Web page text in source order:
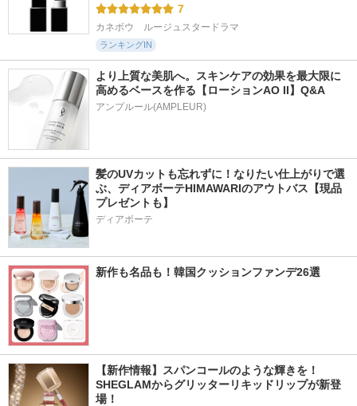
7
カネボウ　ルージュスタードラマ
ランキングIN
より上質な美肌へ。スキンケアの効果を最大限に
高めるベースを作る【ローションAO II】Q&A
アンプルール(AMPLEUR)
髪のUVカットも忘れずに！なりたい仕上がりで選
ぶ、ディアボーテHIMAWARIのアウトバス【現品
プレゼントも】
ディアボーテ
新作も名品も！韓国クッションファンデ26選
【新作情報】スパンコールのような輝きを！
SHEGLAMからグリッターリキッドリップが新登
場！